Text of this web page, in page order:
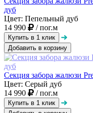
дуб
Цвет: Пепельный дуб
14 990
/ пог.м
Добавить в корзину
Секция забора жалюзи
Цвет: Серый дуб
14 990
/ пог.м